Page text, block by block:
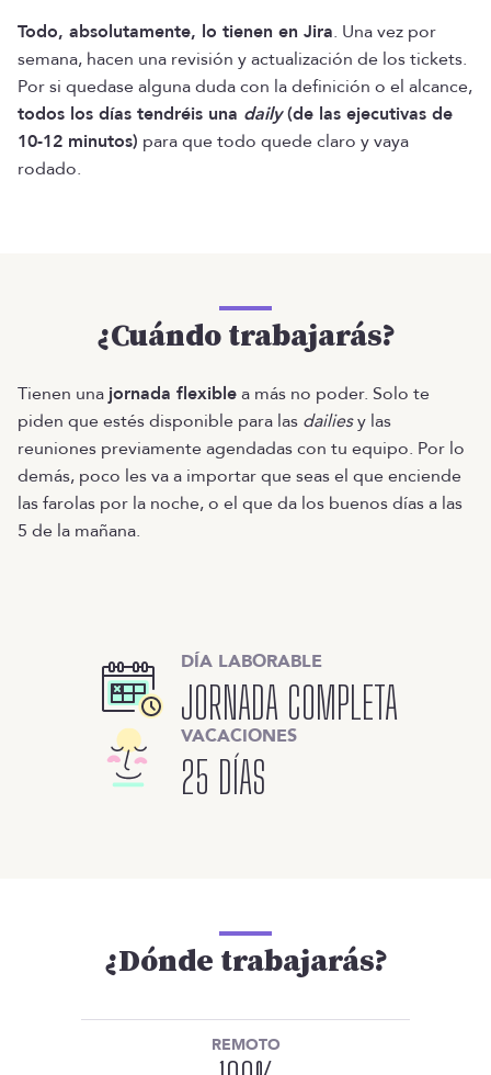
Todo, absolutamente, lo tienen en Jira. Una vez por
semana, hacen una revisión y actualización de los tickets.
Por si quedase alguna duda con la definición o el alcance,
todos los días tendréis una daily(de las ejecutivas de
10-12 minutos) para que todo quede claro y vaya
rodado.
¿Cuándo trabajarás?
Tienen una jornada flexiblea más no poder. Solo te
piden que estés disponible para las dailiesy las
reuniones previamente agendadas con tu equipo. Por lo
demás, poco les va a importar que seas el que enciende
las farolas por la noche, o el que da los buenos días a las
5 de la mañana.
DÍA LABORABLE
JORNADA COMPLETA
VACACIONES
25 DÍAS
¿Dónde trabajarás?
REMOTO